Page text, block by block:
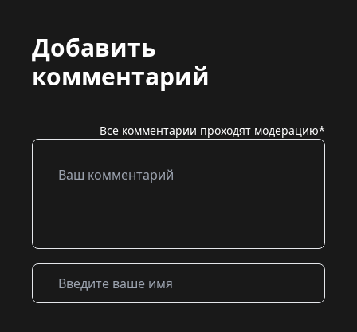
Добавить
комментарий
Все комментарии проходят модерацию*